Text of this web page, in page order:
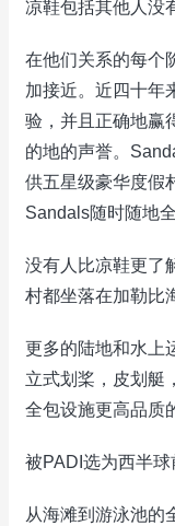
凉鞋包括其他人没
在他们关系的每个
加接近。近四十年
验，并且正确地赢
的地的声誉。
供五星级豪华度假
Sandals随时随地全
没有人比凉鞋更了
村都坐落在加勒比
更多的陆地和水上
立式划桨，皮划艇
全包设施更高品质
被PADI选为西半球
从海滩到游泳池的